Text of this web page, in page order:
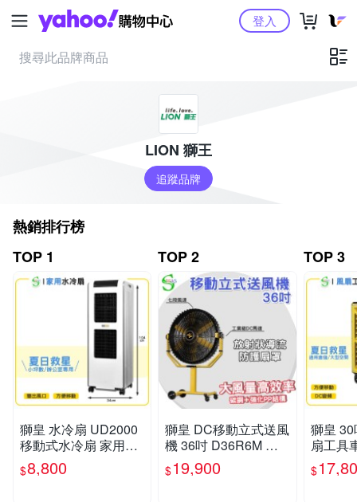
Yahoo購物中心登入
LION 獅王
追蹤品牌
熱銷排行榜
TOP 1
獅皇 水冷扇 UD2000
移動式水冷扇 家用水
冷扇 大型水冷扇 商用
水冷扇 工業扇 大型風
$8,800
TOP 2
獅皇 DC移動立式送風
機 36吋 D36R6M 大
型電扇
$19,900
TOP 3
獅皇
扇工具
型風
風扇
$